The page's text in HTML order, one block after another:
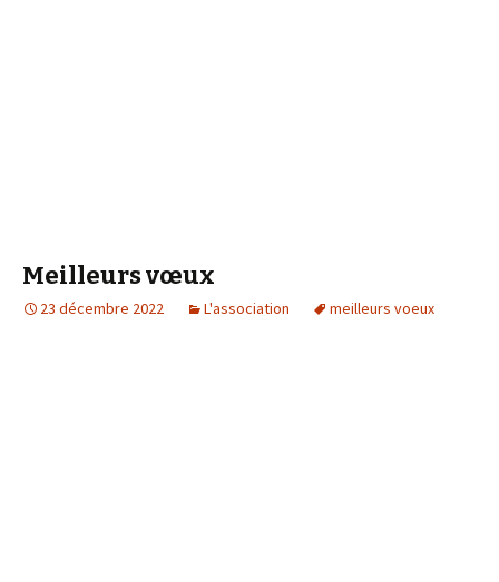
Meilleurs vœux
23 décembre 2022 L'association meilleurs voeux